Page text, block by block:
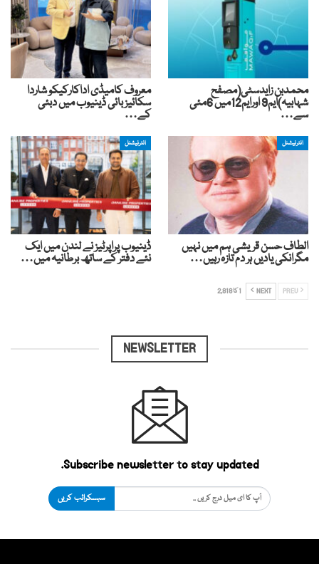
محمدبن زایدسٹی(مصفح
شہابیہ)ایم9 اورایم12میں 6مئی
سے…
معروف کامیڈی اداکارکیکو شاردا
سکائیز بائی ڈینیوب میں دبئی
کے…
انٹرنیشنل
الطاف حسن قریشی ہم میں نہیں
مگرانکی یادیں ہر دم تازہ رہیں…
انٹرنیشنل
ڈینیوب پراپرٹیز نے لندن میں ایک
نئے دفتر کے ساتھ برطانیہ میں…
NEXT 1 کا 2,818
NEWSLETTER
Subscribe newsletter to stay updated.
سبسکرائب کریں